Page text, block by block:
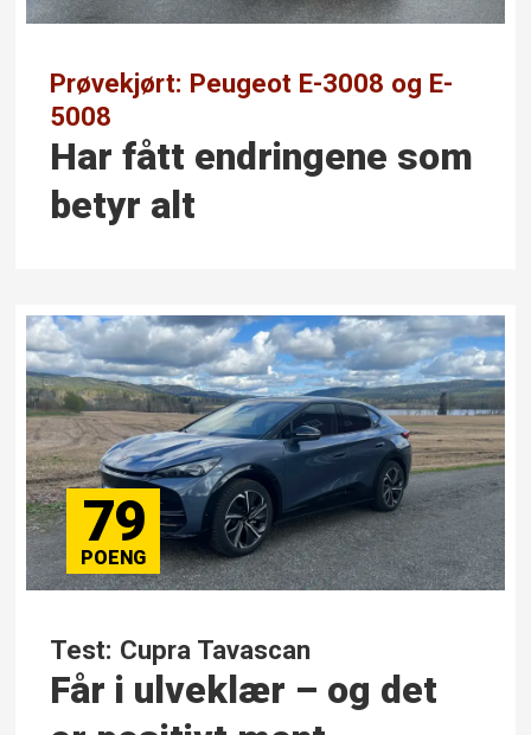
Prøvekjørt: Peugeot E-3008 og E-
5008
Har fått endringene som
betyr alt
79
Test: Cupra Tavascan
Får i ulveklær – og det